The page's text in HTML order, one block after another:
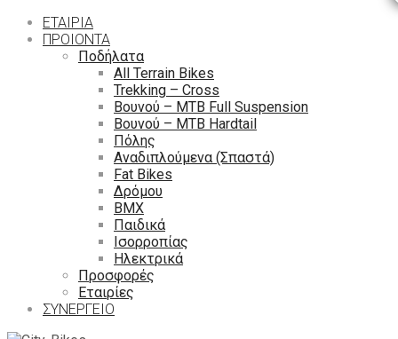
ΕΤΑΙΡΙΑ
ΠΡΟΙΟΝΤΑ
Ποδήλατα
All Terrain Bikes
Trekking – Cross
Βουνού – MTB Full Suspension
Βουνού – MTB Hardtail
Πόλης
Αναδιπλούμενα (Σπαστά)
Fat Bikes
Δρόμου
ΒΜΧ
Παιδικά
Ισορροπίας
Ηλεκτρικά
Προσφορές
Εταιρίες
ΣΥΝΕΡΓΕΙΟ